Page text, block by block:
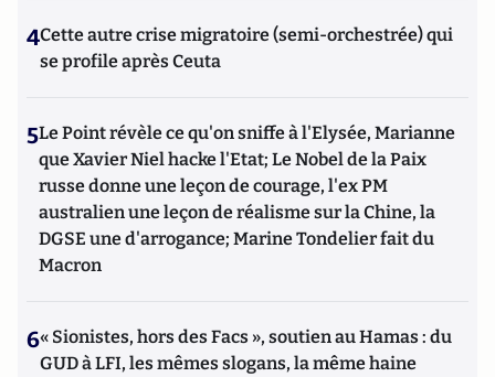
4Cette autre crise migratoire (semi-orchestrée) qui
se profile après Ceuta
5Le Point révèle ce qu'on sniffe à l'Elysée, Marianne
que Xavier Niel hacke l'Etat; Le Nobel de la Paix
russe donne une leçon de courage, l'ex PM
australien une leçon de réalisme sur la Chine, la
DGSE une d'arrogance; Marine Tondelier fait du
Macron
6« Sionistes, hors des Facs », soutien au Hamas : du
GUD à LFI, les mêmes slogans, la même haine